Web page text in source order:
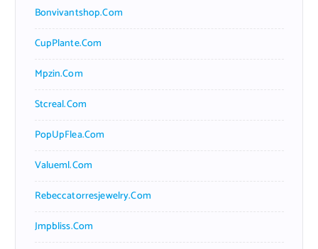
Bonvivantshop.com
CupPlante.com
Mpzin.com
Stcreal.com
PopUpFlea.com
Valueml.com
Rebeccatorresjewelry.com
Jmpbliss.com